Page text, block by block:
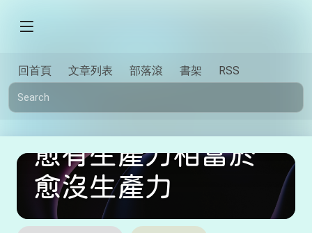
回首頁 文章列表 部落滾 書架 RSS
愈有生產力相當於
愈沒生產力